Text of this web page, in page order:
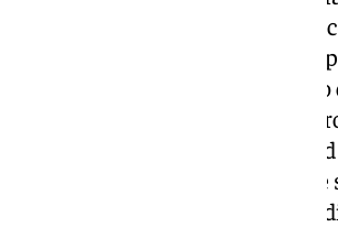
invitando a ayudar a los más
hermanos y devotos, para que
no perecederos, latas o
próximo domingo, día 19 de
martes en la casa de
Familias Solidarias.
al código de la cofradía 05519